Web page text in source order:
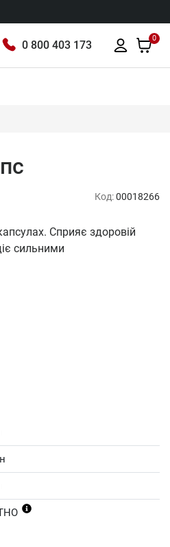
0 800 403 173
0
Код:00018266
Сприяє здоровій
сильними